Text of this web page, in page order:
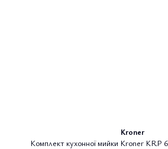
Kroner
Комплект кухонної мийки Kroner